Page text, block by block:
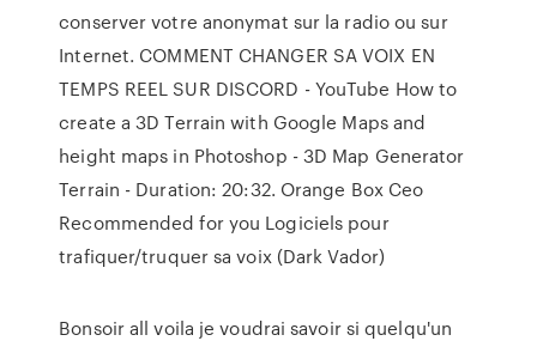
conserver votre anonymat sur la radio ou sur
Internet. COMMENT CHANGER SA VOIX EN
TEMPS REEL SUR DISCORD - YouTube How to
create a 3D Terrain with Google Maps and
height maps in Photoshop - 3D Map Generator
Terrain - Duration: 20:32. Orange Box Ceo
Recommended for you Logiciels pour
trafiquer/truquer sa voix (Dark Vador)
Bonsoir all voila je voudrai savoir si quelqu'un